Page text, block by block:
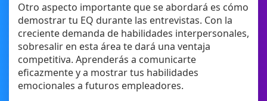
Otro aspecto importante que se abordará es cómo
demostrar tu EQ durante las entrevistas. Con la
creciente demanda de habilidades interpersonales,
sobresalir en esta área te dará una ventaja
competitiva. Aprenderás a comunicarte
eficazmente y a mostrar tus habilidades
emocionales a futuros empleadores.